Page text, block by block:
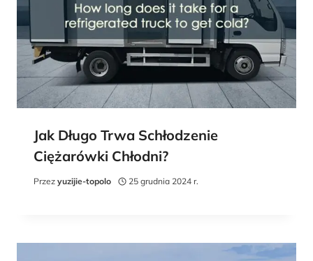
Jak Długo Trwa Schłodzenie
Ciężarówki Chłodni?
Przez yuzijie-topolo 25 grudnia 2024 r.